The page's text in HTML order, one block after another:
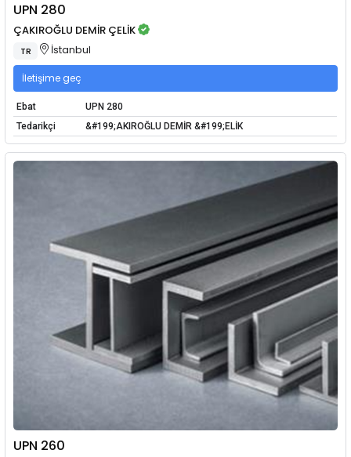
UPN 280
ÇAKIROĞLU DEMİR ÇELİK
TR İstanbul
İletişime geç
Ebat
UPN 280
Tedarikçi
&#199;AKIROĞLU DEMİR &#199;ELİK
UPN 260